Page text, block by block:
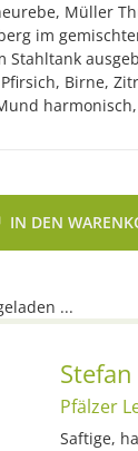
Müller
im
Stahltank
Birne,
IN DEN
...
Pfälzer
Saftige,